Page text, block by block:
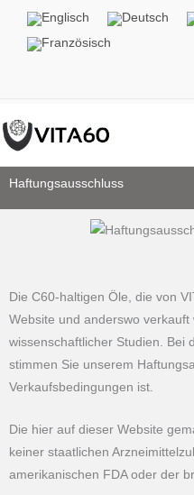
Inhalt
springen
Haftungsausschluss
Die C60-haltigen Öle, die von
Website und anderswo
wissenschaftlicher Studien. Bei
stimmen Sie unserem
Verkaufsbedingungen ist.
Die hier auf dieser Website
keiner staatlichen
amerikanischen FDA oder der